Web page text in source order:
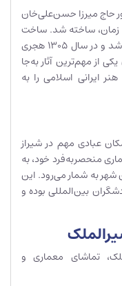
حاج میرزا حسن‌علی‌خان
زمان، ساخته شد. ساخت
این مسجد در سال 1293 هجری قمری آغاز شد و در سال 1305 هجری
از مهم‌ترین آثار به‌جا
ایرانی اسلامی را به
عبادی مهم در شیراز
منحصر‌به‌فرد خود، به
شهر به شمار می‌رود. این
بین‌المللی بوده و
تماشای معماری و